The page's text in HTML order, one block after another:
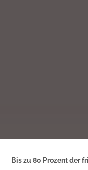
Bis zu 80 Prozent der